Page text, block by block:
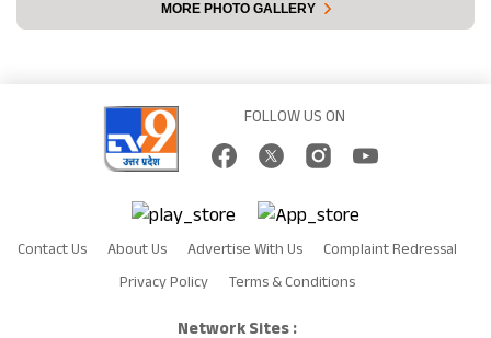
MORE PHOTO GALLERY
FOLLOW US ON
Contact Us About Us Advertise With Us
Complaint Redressal
Privacy Policy
Terms & Conditions
Network Sites :